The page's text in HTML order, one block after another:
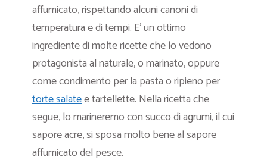
affumicato, rispettando alcuni canoni di
temperatura e di tempi. E’ un ottimo
ingrediente di molte ricette che lo vedono
protagonista al naturale, o marinato, oppure
come condimento per la pasta o ripieno per
torte salatee tartellette. Nella ricetta che
segue, lo marineremo con succo di agrumi, il cui
sapore acre, si sposa molto bene al sapore
affumicato del pesce.